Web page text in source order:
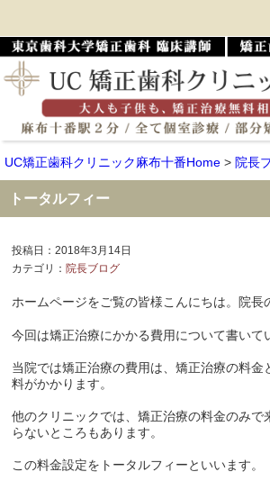
UC矯正歯科クリニック麻布十番Home > 院長
トータルフィー
投稿日：2018年3月14日
カテゴリ： 院長ブログ
ホームページをご覧の皆様こんにちは。院長
今回は矯正治療にかかる費用について書いて
当院では矯正治療の費用は、矯正治療の料金
料がかかります。
他のクリニックでは、矯正治療の料金のみで
らないところもあります。
この料金設定をトータルフィーといいます。